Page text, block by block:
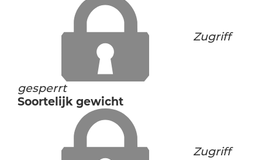
Zugriff
gesperrt
Soortelijk gewicht
Zugriff